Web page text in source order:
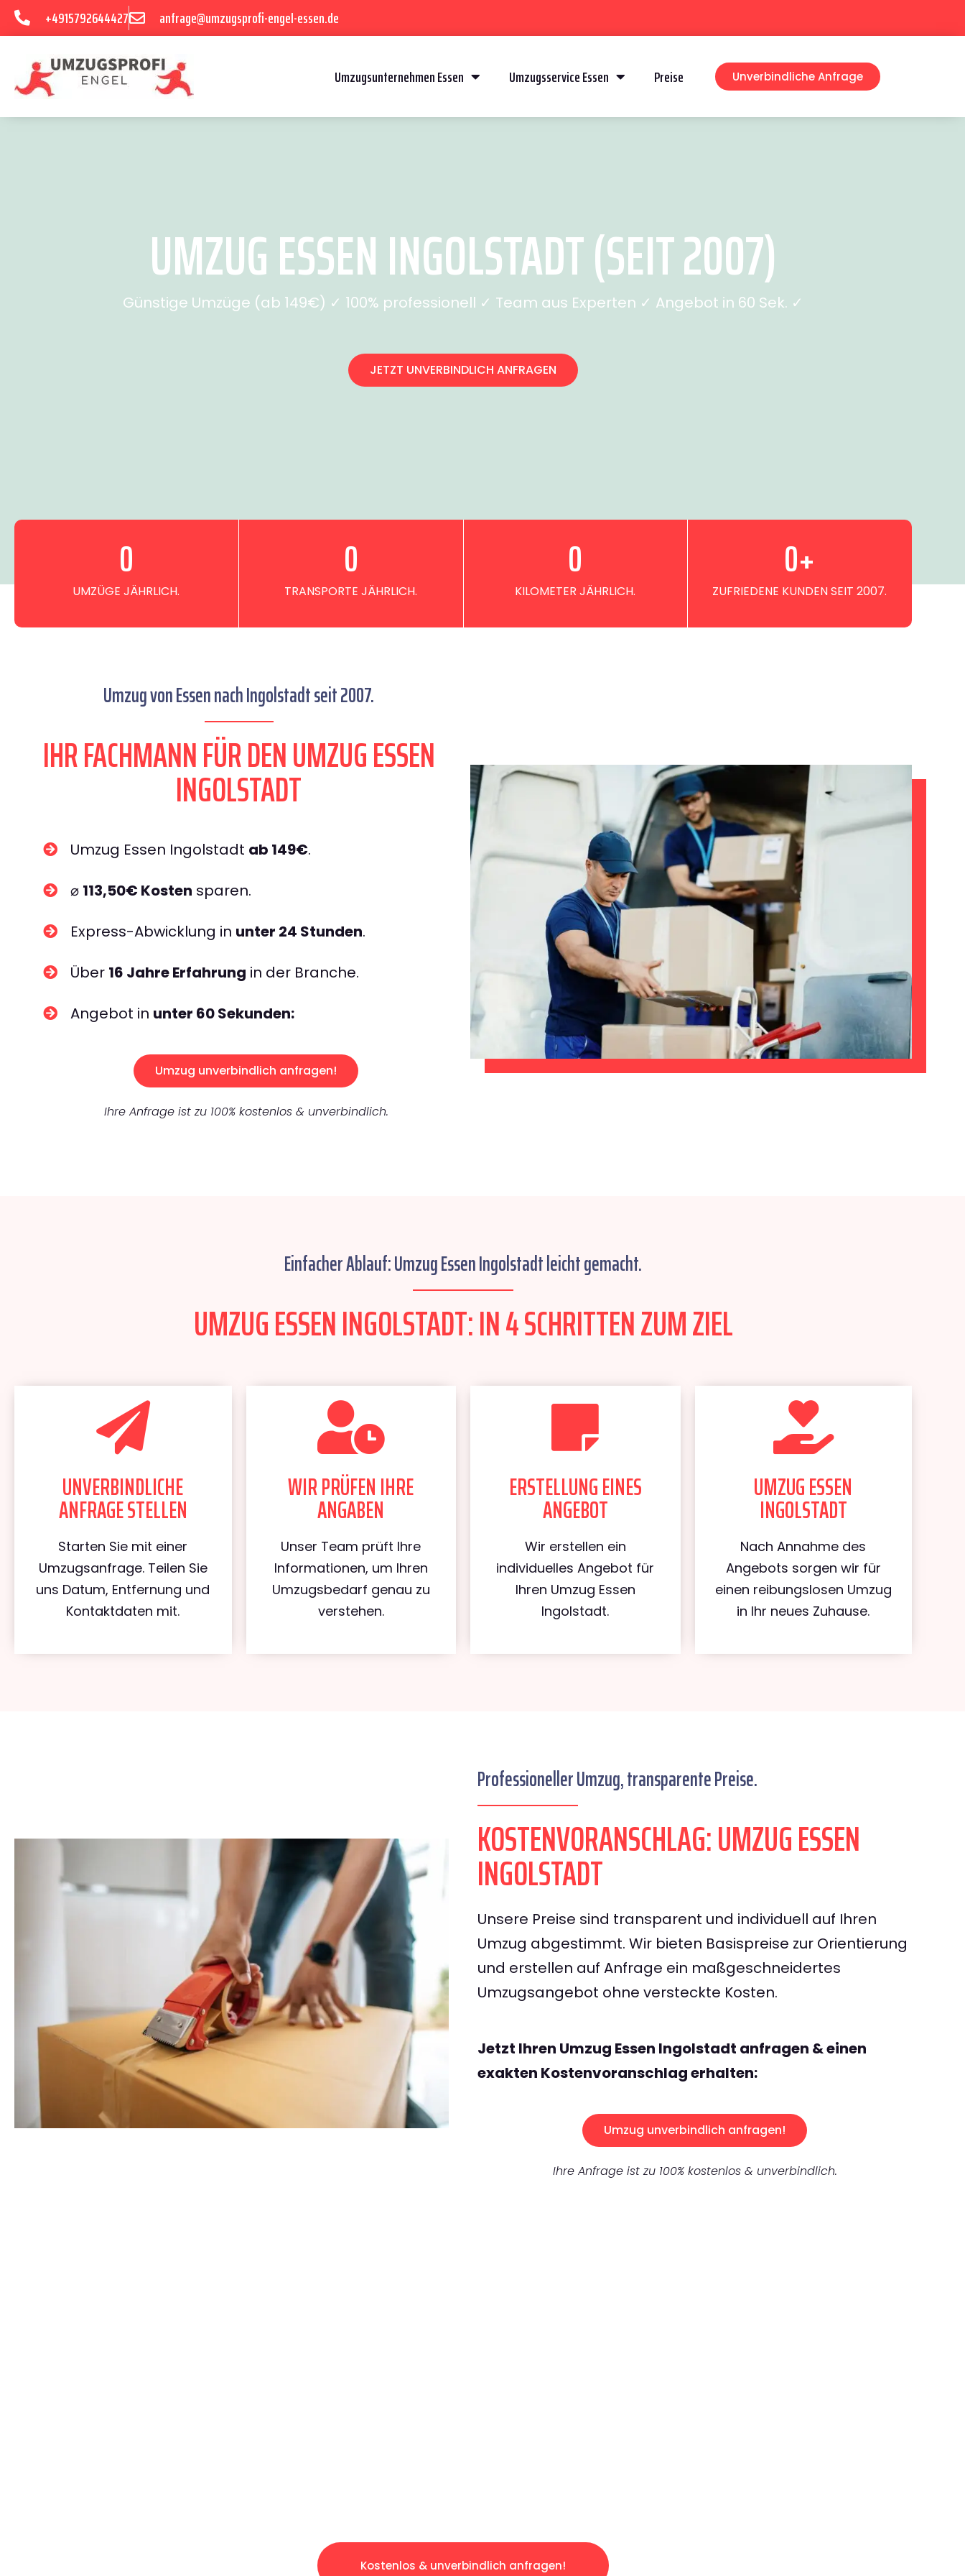
+4915792644427 anfrage@umzugsprofi-engel-essen.de
Umzugsunternehmen Essen Umzugsservice Essen Preise Unverbindliche Anfrage
UMZUG ESSEN INGOLSTADT (SEIT 2007)
Günstige Umzüge (ab 149€) ✓ 100% professionell ✓ Team aus Experten ✓ Angebot in 60 Sek. ✓
JETZT UNVERBINDLICH ANFRAGEN
UMZÜGE JÄHRLICH.
0
TRANSPORTE JÄHRLICH.
0
KILOMETER JÄHRLICH.
0
ZUFRIEDENE KUNDEN SEIT 2007.
0+
Umzug von Essen nach Ingolstadt seit 2007.
IHR FACHMANN FÜR DEN UMZUG ESSEN
INGOLSTADT
Umzug Essen Ingolstadt ab 149€.
⌀ 113,50€ Kosten sparen.
Express-Abwicklung in unter 24 Stunden.
Über 16 Jahre Erfahrung in der Branche.
Angebot in unter 60 Sekunden:
Umzug unverbindlich anfragen!
Ihre Anfrage ist zu 100% kostenlos & unverbindlich.
Einfacher Ablauf: Umzug Essen Ingolstadt leicht gemacht.
UMZUG ESSEN INGOLSTADT: IN 4 SCHRITTEN ZUM ZIEL
UNVERBINDLICHE
ANFRAGE STELLEN
Starten Sie mit einer
Umzugsanfrage. Teilen Sie
uns Datum, Entfernung und
Kontaktdaten mit.
WIR PRÜFEN IHRE
ANGABEN
Unser Team prüft Ihre
Informationen, um Ihren
Umzugsbedarf genau zu
verstehen.
ERSTELLUNG EINES
ANGEBOT
Wir erstellen ein
individuelles Angebot für
Ihren Umzug Essen
Ingolstadt.
UMZUG ESSEN
INGOLSTADT
Nach Annahme des
Angebots sorgen wir für
einen reibungslosen Umzug
in Ihr neues Zuhause.
Professioneller Umzug, transparente Preise.
KOSTENVORANSCHLAG: UMZUG ESSEN
INGOLSTADT
Unsere Preise sind transparent und individuell auf Ihren
Umzug abgestimmt. Wir bieten Basispreise zur Orientierung
und erstellen auf Anfrage ein maßgeschneidertes
Umzugsangebot ohne versteckte Kosten.
Jetzt Ihren Umzug Essen Ingolstadt anfragen & einen
exakten Kostenvoranschlag erhalten:
Umzug unverbindlich anfragen!
Ihre Anfrage ist zu 100% kostenlos & unverbindlich.
Kostenlos & unverbindlich anfragen!